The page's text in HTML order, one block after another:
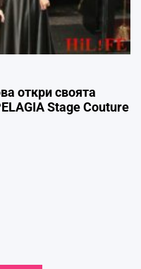
откри своята
Stage Couture